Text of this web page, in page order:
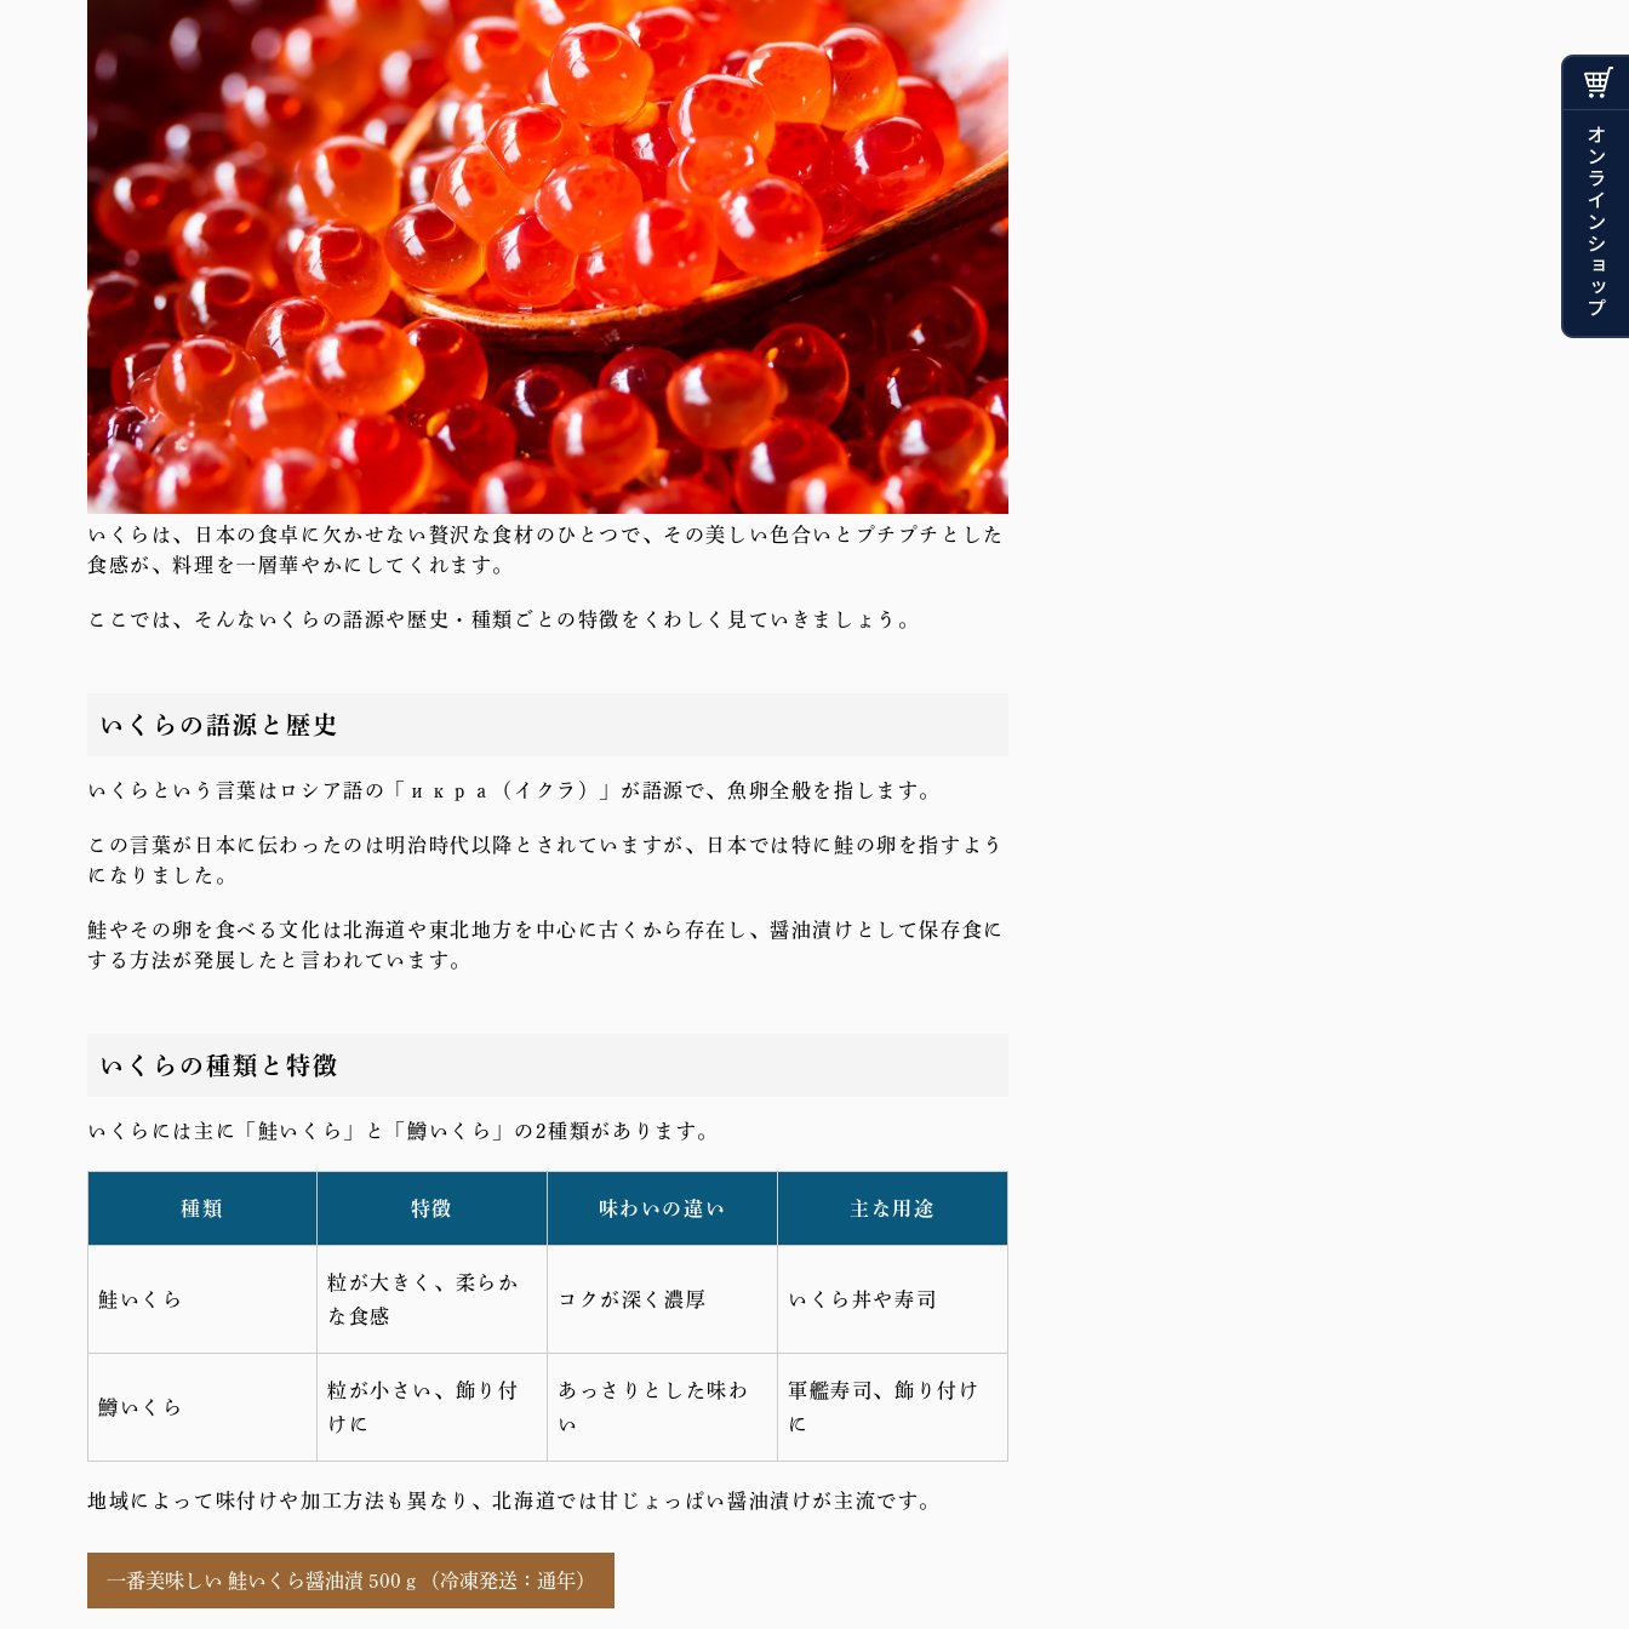
いくらは、日本の食卓に欠かせない贅沢な食材のひとつで、その美しい色合いとプチプチとした
食感が、料理を一層華やかにしてくれます。
ここでは、そんないくらの語源や歴史・種類ごとの特徴をくわしく見ていきましょう。
いくらの語源と歴史
いくらという言葉はロシア語の「икра（イクラ）」が語源で、魚卵全般を指します。
この言葉が日本に伝わったのは明治時代以降とされていますが、日本では特に鮭の卵を指すよう
になりました。
鮭やその卵を食べる文化は北海道や東北地方を中心に古くから存在し、醤油漬けとして保存食に
する方法が発展したと言われています。
いくらの種類と特徴
いくらには主に「鮭いくら」と「鱒いくら」の2種類があります。
種類 特徴 味わいの違い 主な用途
鮭いくら
粒が大きく、柔らか
な食感
コクが深く濃厚 いくら丼や寿司
鱒いくら
粒が小さい、飾り付
けに
あっさりとした味わ
い
軍艦寿司、飾り付け
に
地域によって味付けや加工方法も異なり、北海道では甘じょっぱい醤油漬けが主流です。
一番美味しい 鮭いくら醤油漬 500ｇ（冷凍発送：通年）